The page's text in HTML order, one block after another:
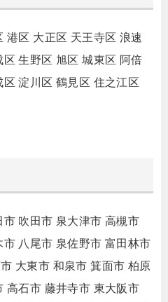
港区 大正区 天王寺区 浪速
区 生野区 旭区 城東区 阿倍
区 淀川区 鶴見区 住之江区
市 吹田市 泉大津市 高槻市
市 八尾市 泉佐野市 富田林市
大東市 和泉市 箕面市 柏原
高石市 藤井寺市 東大阪市